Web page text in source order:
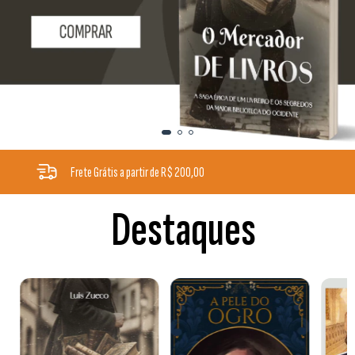
Frete Grátis a partir de R$ 200,00
Destaques